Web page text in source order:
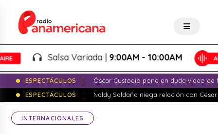
Salsa Variada |9:00AM - 10:00AM
ESPECTÁCULOS
Óscar Custodio pone en duda video de
ESPECTÁCULOS
Naldy Saldaña niega relación con
INTERNACIONALES